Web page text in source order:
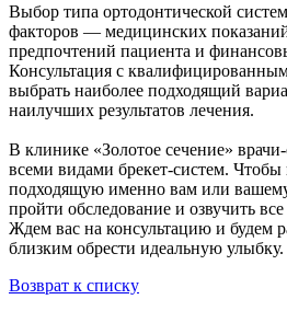
Выбор типа ортодонтической
факторов — медицинских
предпочтений пациента и
Консультация с
выбрать наиболее подходящий
наилучших результатов лечения.
В клинике «Золотое сечение»
всеми видами брекет-систем. Чтобы
подходящую именно вам или
пройти обследование и озвучить
Ждем вас на консультацию и будем
близким обрести идеальную улыбку.
Возврат к списку